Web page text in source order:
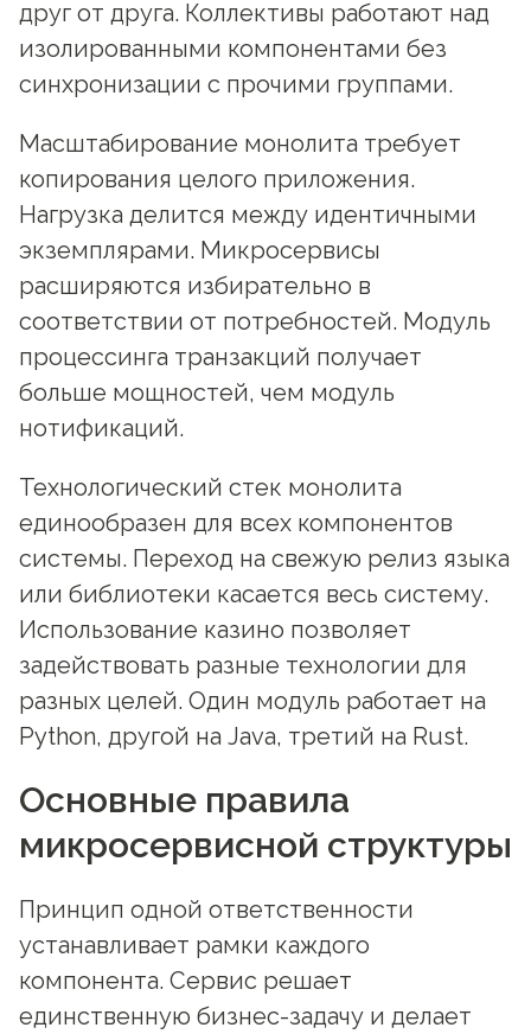
друг от друга. Коллективы работают над
изолированными компонентами без
синхронизации с прочими группами.
Масштабирование монолита требует
копирования целого приложения.
Нагрузка делится между идентичными
экземплярами. Микросервисы
расширяются избирательно в
соответствии от потребностей. Модуль
процессинга транзакций получает
больше мощностей, чем модуль
нотификаций.
Технологический стек монолита
единообразен для всех компонентов
системы. Переход на свежую релиз языка
или библиотеки касается весь систему.
Использование казино позволяет
задействовать разные технологии для
разных целей. Один модуль работает на
Python, другой на Java, третий на Rust.
Основные правила
микросервисной структуры
Принцип одной ответственности
устанавливает рамки каждого
компонента. Сервис решает
единственную бизнес-задачу и делает